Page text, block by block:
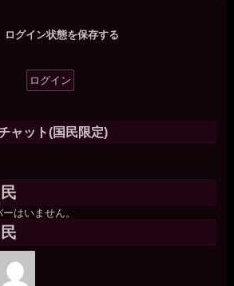
ログイン状態を保存する
ャット(国民限定)
はいません。